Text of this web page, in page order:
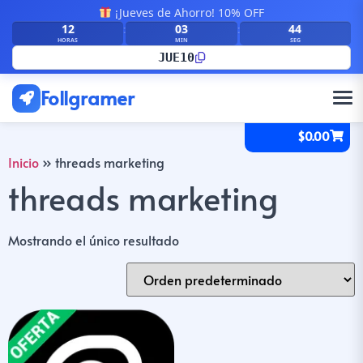
¡Jueves de Ahorro! 10% OFF
12
HORAS
: 03
MIN
: 44
SEG
JUE10
Follgramer
$0.00
Inicio » threads marketing
threads marketing
Mostrando el único resultado